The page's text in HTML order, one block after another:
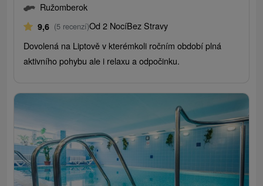
Ružomberok
9,6 (5 recenzí)Od 2 NocíBez Stravy
Dovolená na Liptově v kterémkoli ročním období plná
aktivního pohybu ale i relaxu a odpočinku.